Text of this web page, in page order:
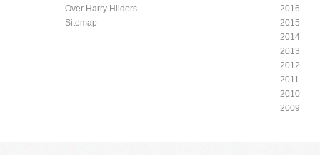
Over Harry Hilders
Sitemap
2016
2015
2014
2013
2012
2011
2010
2009